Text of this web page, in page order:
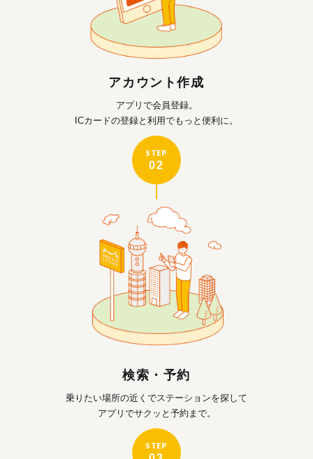
アカウント作成
アプリで会員登録。
ICカードの登録と利用でもっと便利に。
STEP
02
検索・予約
乗りたい場所の近くでステーションを探して
アプリでサクッと予約まで。
STEP